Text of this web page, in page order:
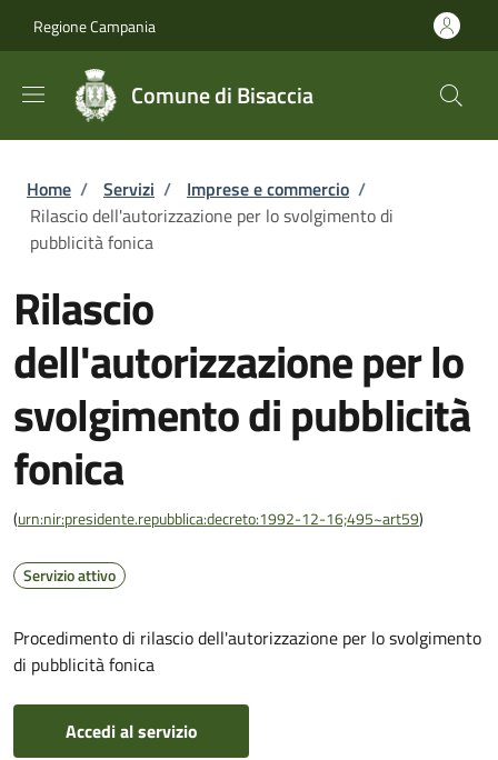
Regione Campania
Comune di Bisaccia
Briciole di pane
Home / Servizi / Imprese e commercio /
Rilascio dell'autorizzazione per lo svolgimento di
pubblicità fonica
Rilascio
dell'autorizzazione per lo
svolgimento di pubblicità
fonica
(urn:nir:presidente.repubblica:decreto:1992-12-16;495~art59)
Servizio attivo
Procedimento di rilascio dell'autorizzazione per lo svolgimento
di pubblicità fonica
Accedi al servizio